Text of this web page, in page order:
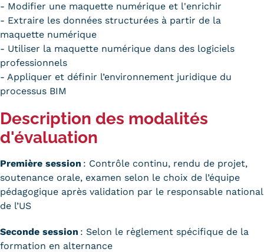
Alternance
Enseignement à distance
Validation des Acquis de
l'Expérience (VAE)
Validation des études
supérieures (VES)
Validation des acquis
professionnels et personnels
Infos pratiques
- Modifier une maquette numérique et l'enrichir
- Extraire les données structurées à partir de la
maquette numérique
- Utiliser la maquette numérique dans des logiciels
professionnels
- Appliquer et définir l’environnement juridique du
processus BIM
Description des modalités
d'évaluation
Première session : Contrôle continu, rendu de projet,
soutenance orale, examen selon le choix de l’équipe
pédagogique après validation par le responsable national
de l’US
Seconde session : Selon le règlement spécifique de la
formation en alternance